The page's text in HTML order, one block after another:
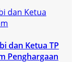
dan Ketua TP
Penghargaan